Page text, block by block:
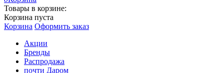
Товары в корзине:
Корзина пуста
Корзина Оформить заказ
Акции
Бренды
Распродажа
почти Даром